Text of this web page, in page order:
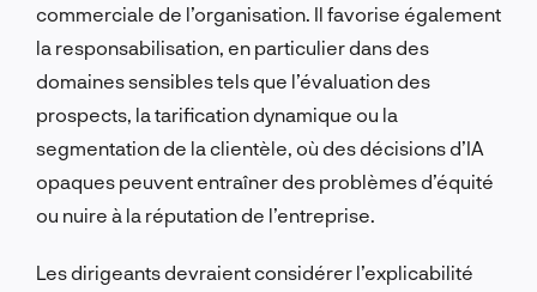
commerciale de l’organisation. Il favorise également
la responsabilisation, en particulier dans des
domaines sensibles tels que l’évaluation des
prospects, la tarification dynamique ou la
segmentation de la clientèle, où des décisions d’IA
opaques peuvent entraîner des problèmes d’équité
ou nuire à la réputation de l’entreprise.
Les dirigeants devraient considérer l’explicabilité